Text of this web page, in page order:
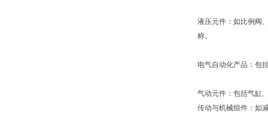
液压元件：如比例阀
称。
电气自动化产品：包
气动元件：包括气缸
传动与机械组件：如